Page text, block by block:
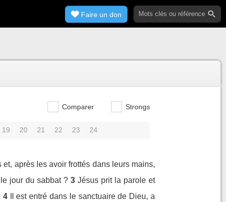
Faire un don
Comparer Strongs
19 20 21 22 23 24
après les avoir frottés dans leurs mains,
jour du sabbat ? 3 Jésus prit la parole et
4
Il est entré dans le sanctuaire de Dieu, a